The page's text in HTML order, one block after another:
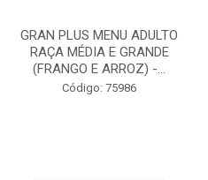
GRAN PLUS MENU ADULTO
RAÇA MÉDIA E GRANDE
(FRANGO E ARROZ) -...
Código: 75986